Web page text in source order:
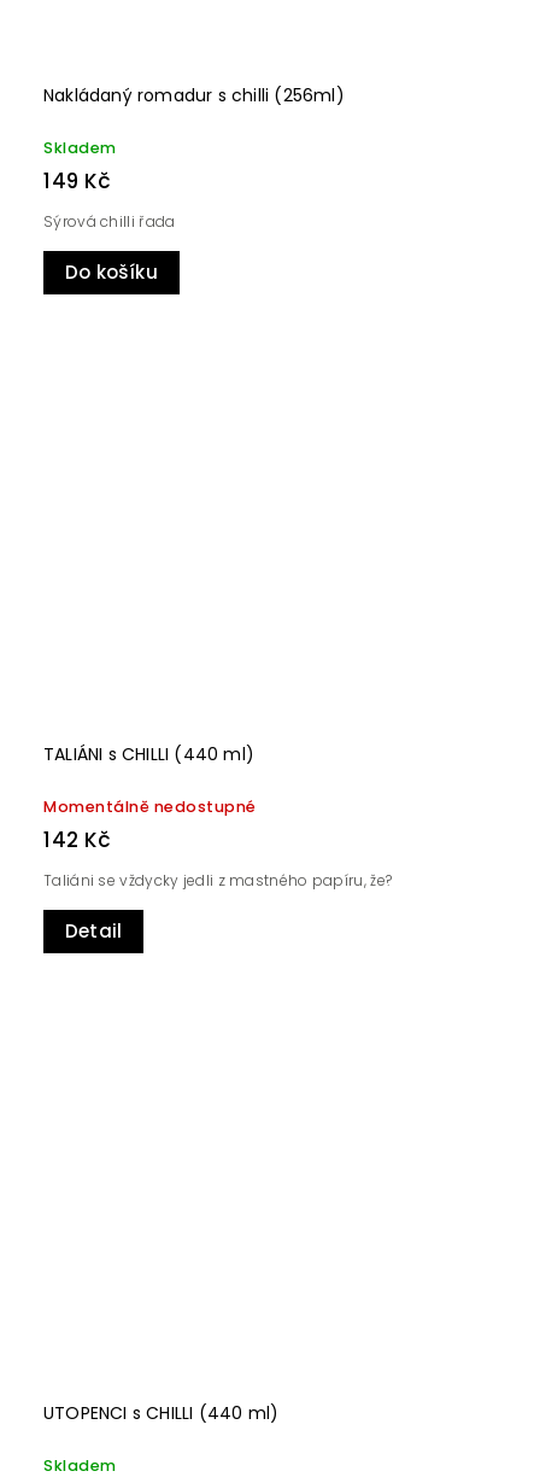
Nakládaný romadur s chilli (256ml)
Skladem
149 Kč
Do košíku
Sýrová chilli řada
TALIÁNI s CHILLI (440 ml)
Momentálně nedostupné
142 Kč
Detail
Taliáni se vždycky jedli z mastného papíru, že?
UTOPENCI s CHILLI (440 ml)
Skladem